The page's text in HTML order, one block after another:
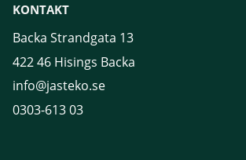
KONTAKT
Backa Strandgata 13
422 46 Hisings Backa
info@jasteko.se
0303-613 03